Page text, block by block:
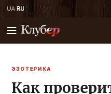
UA·RU
ЭЗОТЕРИКА
Как